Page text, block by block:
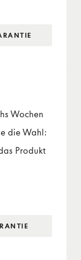
Wochen
die Wahl:
Produkt